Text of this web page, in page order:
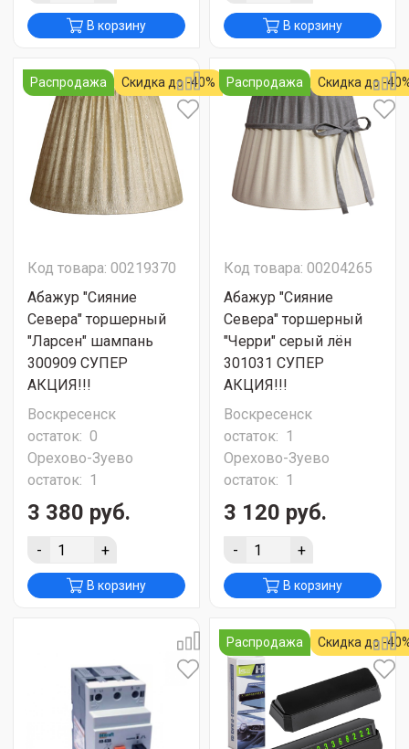
В корзину В корзину
Распродажа Скидка до -40%
Код товара: 00219370
Абажур "Сияние
Севера" торшерный
"Ларсен" шампань
300909 СУПЕР
АКЦИЯ!!!
Воскресенск
остаток: 0
Орехово-Зуево
остаток: 1
3 380 руб.
- +
В корзину
Распродажа Скидка до -
Код товара: 00204265
Абажур "Сияние
Севера" торшерный
"Черри" серый лён
301031 СУПЕР
АКЦИЯ!!!
Воскресенск
остаток: 1
Орехово-Зуево
остаток: 1
3 120 руб.
- +
В корзину
Распродажа Скидка до -